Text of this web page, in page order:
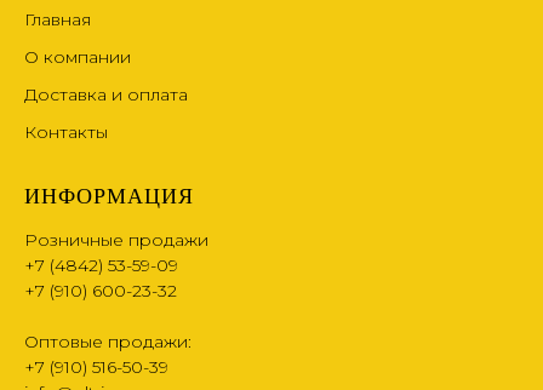
Главная
О компании
Доставка и оплата
Контакты
ИНФОРМАЦИЯ
Розничные продажи
+7 (4842) 53-59-09
+7 (910) 600-23-32
Оптовые продажи:
+7 (910) 516-50-39